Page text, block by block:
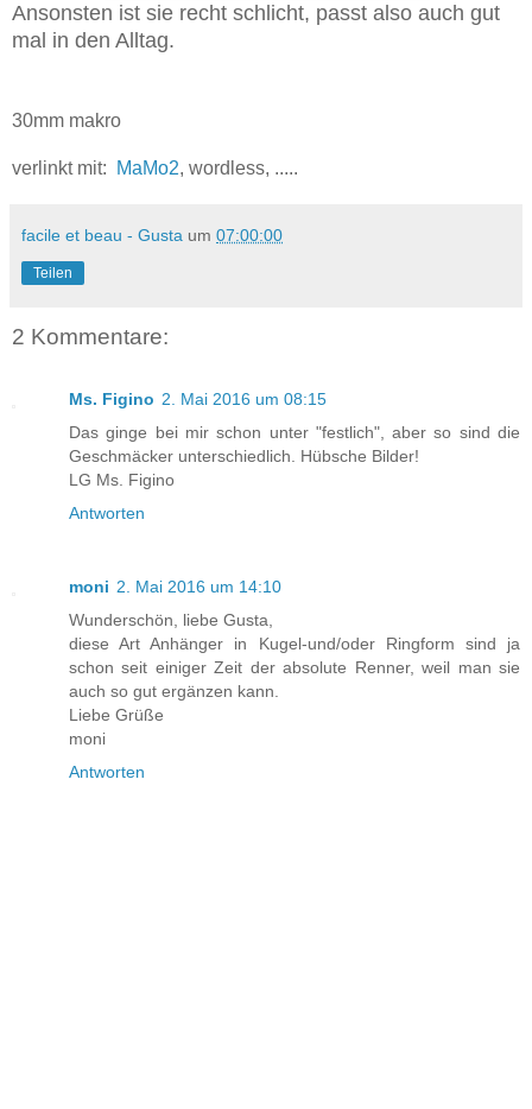
Ansonsten ist sie recht schlicht, passt also auch gut
mal in den Alltag.
30mm makro
verlinkt mit: MaMo2, wordless, .....
facile et beau - Gusta um 07:00:00
Teilen
2 Kommentare:
Ms. Figino 2. Mai 2016 um 08:15
Das ginge bei mir schon unter "festlich", aber so sind die
Geschmäcker unterschiedlich. Hübsche Bilder!
LG Ms. Figino
Antworten
moni 2. Mai 2016 um 14:10
Wunderschön, liebe Gusta,
diese Art Anhänger in Kugel-und/oder Ringform sind ja
schon seit einiger Zeit der absolute Renner, weil man sie
auch so gut ergänzen kann.
Liebe Grüße
moni
Antworten